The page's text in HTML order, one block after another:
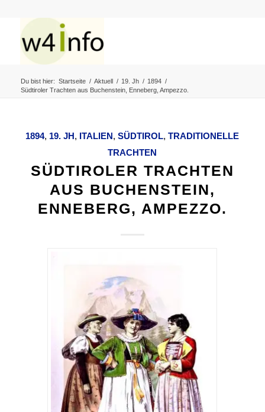
Du bist hier: Startseite / Aktuell / 19. Jh / 1894 /
Südtiroler Trachten aus Buchenstein, Enneberg, Ampezzo.
1894, 19. JH, ITALIEN,SÜDTIROL,TRADITIONELLE
TRACHTEN
SÜDTIROLER TRACHTEN
AUS BUCHENSTEIN,
ENNEBERG, AMPEZZO.